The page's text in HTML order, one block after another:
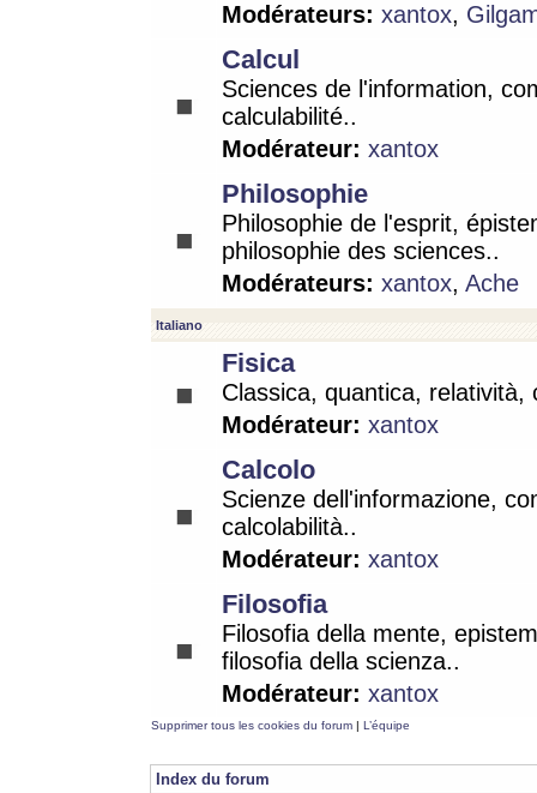
Modérateurs: xantox,
Calcul
Sciences de l'information,
calculabilité..
Modérateur: xantox
Philosophie
Philosophie de l'esprit,
philosophie des sciences..
Modérateurs: xantox, Ache
Italiano
Fisica
Classica, quantica, relatività,
Modérateur: xantox
Calcolo
Scienze dell'informazione,
calcolabilità..
Modérateur: xantox
Filosofia
Filosofia della mente,
filosofia della scienza..
Modérateur: xantox
Supprimer tous les cookies du forum | L’équipe
Index du forum